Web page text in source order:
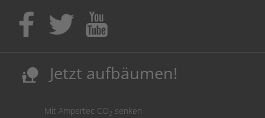
Kaufen Sie Tinte & Toner ruhig da, wo Ihre Kinder einen
Ausbildungsplatz bekommen!
Kosten senken, Ressourcen schonen.
nature_people Jetzt aufbäumen!
Mit Ampertec CO2 senken